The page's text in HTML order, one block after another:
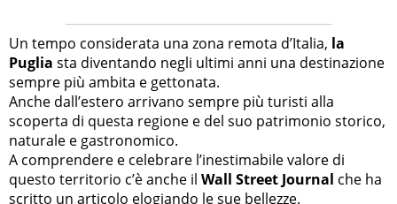
Un tempo considerata una zona remota d’Italia, la
Puglia sta diventando negli ultimi anni una destinazione
sempre più ambita e gettonata.
Anche dall’estero arrivano sempre più turisti alla
scoperta di questa regione e del suo patrimonio storico,
naturale e gastronomico.
A comprendere e celebrare l’inestimabile valore di
questo territorio c’è anche il Wall Street Journal che ha
scritto un articolo elogiando le sue bellezze.